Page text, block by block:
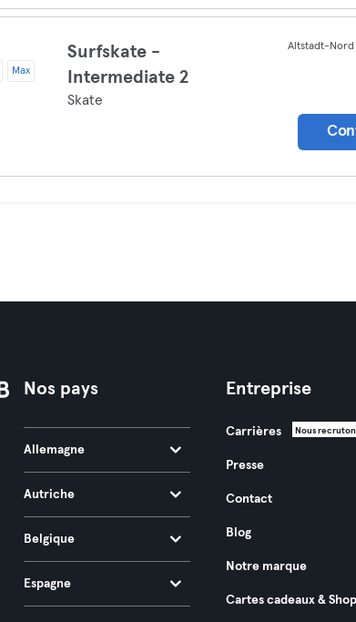
Max
Surfskate -
Intermediate 2
Skate
Altstadt-Nord
Nos pays
Allemagne
Autriche
Belgique
Espagne
Entreprise
Carrières Nous
Presse
Contact
Blog
Notre marque
Cartes cadeaux & Shop